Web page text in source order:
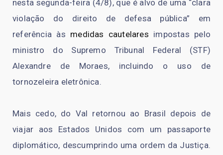
nesta segunda-feira (4/8), que é alvo de uma “clara
violação do direito de defesa pública” em
referência às medidas cautelares impostas pelo
ministro do Supremo Tribunal Federal (STF)
Alexandre de Moraes, incluindo o uso de
tornozeleira eletrônica.
Mais cedo, do Val retornou ao Brasil depois de
viajar aos Estados Unidos com um passaporte
diplomático, descumprindo uma ordem da Justiça.